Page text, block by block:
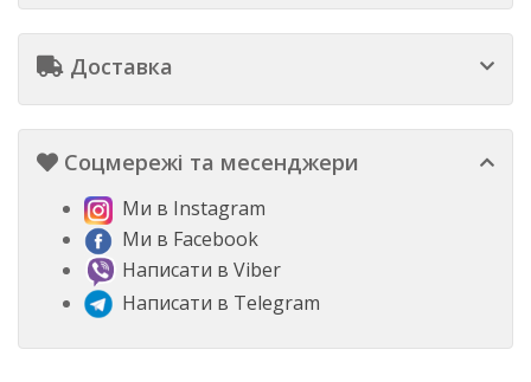
Доставка
Соцмережі та месенджери
Ми в Instagram
Ми в Facebook
Написати в Viber
Написати в Telegram